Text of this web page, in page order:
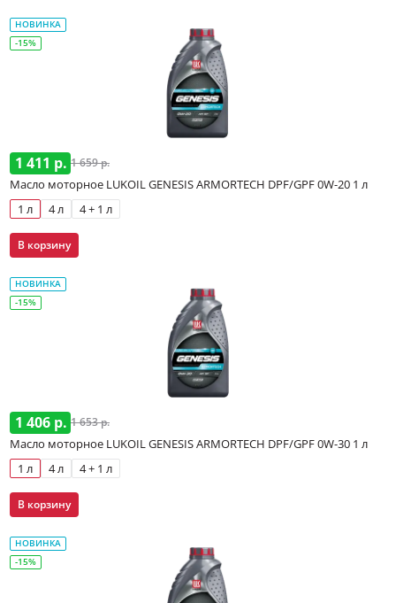
НОВИНКА
-15%
1 411 р. 1 659 р.
Масло моторное LUKOIL GENESIS ARMORTECH DPF/GPF 0W-20 1 л
1 л
4 л 4 + 1 л
В корзину
НОВИНКА
-15%
1 406 р. 1 653 р.
Масло моторное LUKOIL GENESIS ARMORTECH DPF/GPF 0W-30 1 л
1 л
4 л 4 + 1 л
В корзину
НОВИНКА
-15%